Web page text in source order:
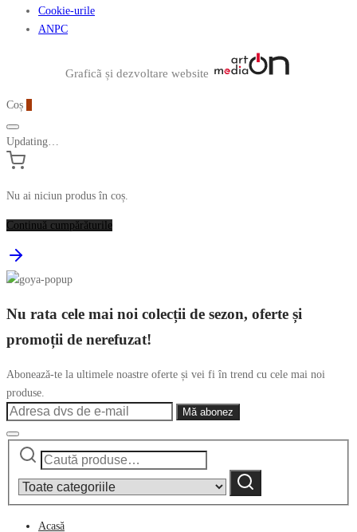
Cookie-urile
ANPC
Graficã și dezvoltare website
Coș
Updating…
Nu ai niciun produs în coș.
Continuă cumpărăturile
Nu rata cele mai noi colecții de sezon, oferte și
promoții de nerefuzat!
Abonează-te la ultimele noastre oferte și vei fi în trend cu cele mai noi
produse.
Caută
category:
Caută
Acasă